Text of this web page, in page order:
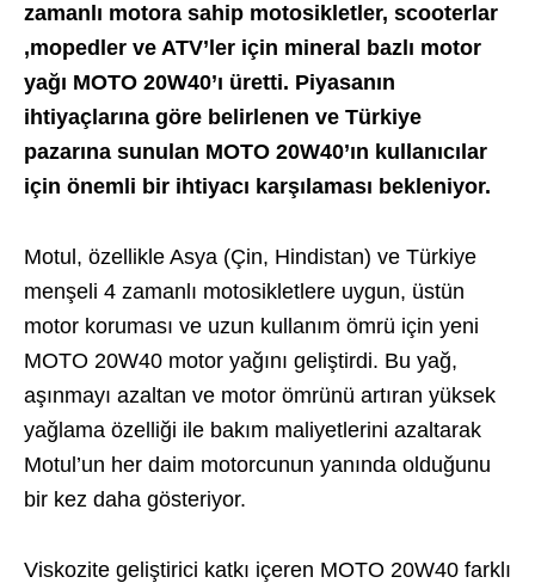
zamanlı motora sahip motosikletler, scooterlar
,mopedler ve ATV’ler için mineral bazlı motor
yağı MOTO 20W40’ı üretti. Piyasanın
ihtiyaçlarına göre belirlenen ve Türkiye
pazarına sunulan MOTO 20W40’ın kullanıcılar
için önemli bir ihtiyacı karşılaması bekleniyor.
Motul, özellikle Asya (Çin, Hindistan) ve Türkiye
menşeli 4 zamanlı motosikletlere uygun, üstün
motor koruması ve uzun kullanım ömrü için yeni
MOTO 20W40 motor yağını geliştirdi. Bu yağ,
aşınmayı azaltan ve motor ömrünü artıran yüksek
yağlama özelliği ile bakım maliyetlerini azaltarak
Motul’un her daim motorcunun yanında olduğunu
bir kez daha gösteriyor.
Viskozite geliştirici katkı içeren MOTO 20W40 farklı